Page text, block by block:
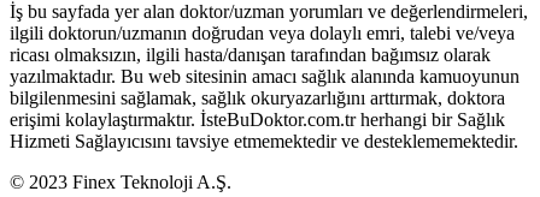
İş bu sayfada yer alan doktor/uzman yorumları ve değerlendirmeleri,
ilgili doktorun/uzmanın doğrudan veya dolaylı emri, talebi ve/veya
ricası olmaksızın, ilgili hasta/danışan tarafından bağımsız olarak
yazılmaktadır. Bu web sitesinin amacı sağlık alanında kamuoyunun
bilgilenmesini sağlamak, sağlık okuryazarlığını arttırmak, doktora
erişimi kolaylaştırmaktır. İsteBuDoktor.com.tr herhangi bir Sağlık
Hizmeti Sağlayıcısını tavsiye etmemektedir ve desteklememektedir.
© 2023 Finex Teknoloji A.Ş.